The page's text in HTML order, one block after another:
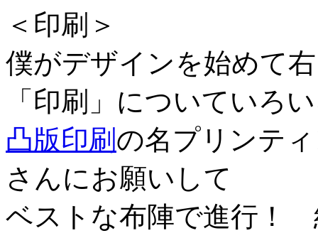
＜印刷＞
僕がデザインを始めて
「印刷」についていろ
凸版印刷 の名プリンテ
さんにお願いして
ベストな布陣で進行！